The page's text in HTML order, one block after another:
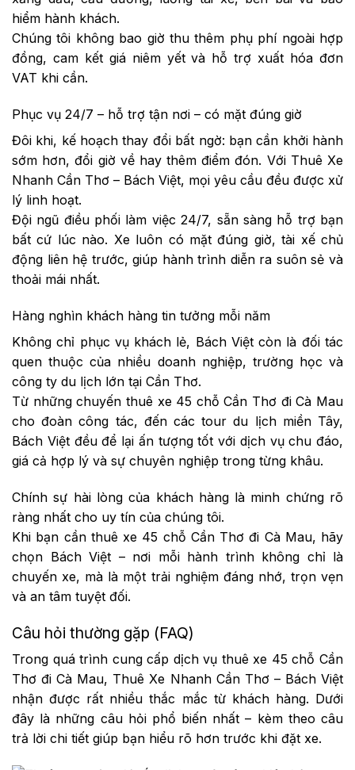
hiểm hành khách.
Chúng tôi không bao giờ thu thêm phụ phí ngoài hợp
đồng, cam kết giá niêm yết và hỗ trợ xuất hóa đơn
VAT khi cần.
Phục vụ 24/7 – hỗ trợ tận nơi – có mặt đúng giờ
Đôi khi, kế hoạch thay đổi bất ngờ: bạn cần khởi hành
sớm hơn, đổi giờ về hay thêm điểm đón. Với Thuê Xe
Nhanh Cần Thơ – Bách Việt, mọi yêu cầu đều được xử
lý linh hoạt.
Đội ngũ điều phối làm việc 24/7, sẵn sàng hỗ trợ bạn
bất cứ lúc nào. Xe luôn có mặt đúng giờ, tài xế chủ
động liên hệ trước, giúp hành trình diễn ra suôn sẻ và
thoải mái nhất.
Hàng nghìn khách hàng tin tưởng mỗi năm
Không chỉ phục vụ khách lẻ, Bách Việt còn là đối tác
quen thuộc của nhiều doanh nghiệp, trường học và
công ty du lịch lớn tại Cần Thơ.
Từ những chuyến thuê xe 45 chỗ Cần Thơ đi Cà Mau
cho đoàn công tác, đến các tour du lịch miền Tây,
Bách Việt đều để lại ấn tượng tốt với dịch vụ chu đáo,
giá cả hợp lý và sự chuyên nghiệp trong từng khâu.
Chính sự hài lòng của khách hàng là minh chứng rõ
ràng nhất cho uy tín của chúng tôi.
Khi bạn cần thuê xe 45 chỗ Cần Thơ đi Cà Mau, hãy
chọn Bách Việt – nơi mỗi hành trình không chỉ là
chuyến xe, mà là một trải nghiệm đáng nhớ, trọn vẹn
và an tâm tuyệt đối.
Câu hỏi thường gặp (FAQ)
Trong quá trình cung cấp dịch vụ thuê xe 45 chỗ Cần
Thơ đi Cà Mau, Thuê Xe Nhanh Cần Thơ – Bách Việt
nhận được rất nhiều thắc mắc từ khách hàng. Dưới
đây là những câu hỏi phổ biến nhất – kèm theo câu
trả lời chi tiết giúp bạn hiểu rõ hơn trước khi đặt xe.